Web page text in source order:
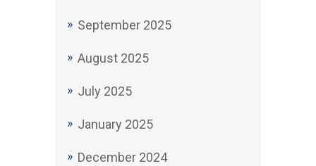
September 2025
August 2025
July 2025
January 2025
December 2024